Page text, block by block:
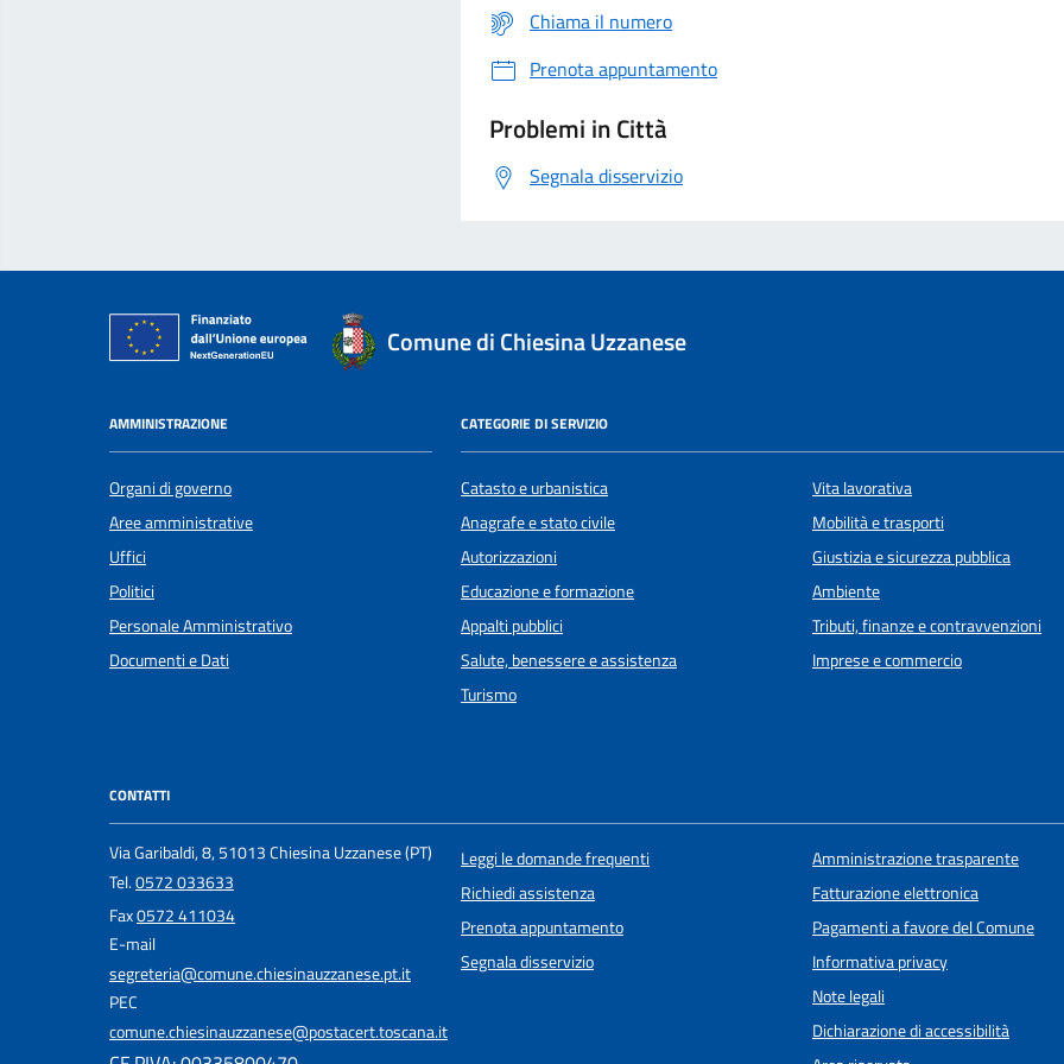
Chiama il numero
Prenota appuntamento
Problemi in Città
Segnala disservizio
Comune di Chiesina Uzzanese
AMMINISTRAZIONE
Organi di governo
Aree amministrative
Uffici
Politici
Personale Amministrativo
Documenti e Dati
CATEGORIE DI SERVIZIO
Catasto e urbanistica
Anagrafe e stato civile
Autorizzazioni
Educazione e formazione
Appalti pubblici
Salute, benessere e assistenza
Turismo
Vita lavorativa
Mobilità e trasporti
Giustizia e sicurezza pubblica
Ambiente
Tributi, finanze e contravvenzioni
Imprese e commercio
CONTATTI
Via Garibaldi, 8, 51013 Chiesina Uzzanese (PT)
Tel.0572 033633
Fax0572 411034
E-mail
segreteria@comune.chiesinauzzanese.pt.it
PEC
comune.chiesinauzzanese@postacert.toscana.it
Leggi le domande frequenti
Richiedi assistenza
Prenota appuntamento
Segnala disservizio
Amministrazione trasparente
Fatturazione elettronica
Pagamenti a favore del Comune
Informativa privacy
Note legali
Dichiarazione di accessibilità